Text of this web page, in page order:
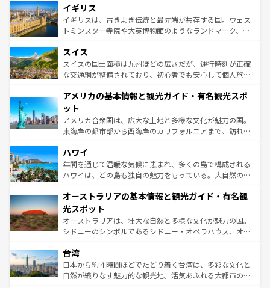
香り高いラベンダー畑など、多彩な楽しみ方が可能だ。さ
らに、パリ以外の地域にも魅力が溢れており、どの街角に
も豊かな歴史と文化が息づいている。パリ以外の個性あふ
を参照してほしい。
顔を持つこの国は、どこを歩いても飽きることがない。ベ
ルリンの文化的活気、バイエルン州のアルプスの絶景、そ
してライン川沿いのワイン畑といった風景は必見。ビール
は、お酒好きな人にはぜひ体験してほしい。 なお、新着の
ドイツ情報はコンテンツ一覧を参照してほしい。
イギリス
イギリスは、古きよき伝統と最先端が共存する国。ウェス
トミンスター寺院や大英博物館のようなランドマーク、歴
リアごとに異なる魅力がある。また、優雅なアフタヌーン
ティー、ビール好きにはたまらない英国パブ、サッカー観
戦など、本場だからこそできる体験も豊富。イギリスを旅
ンツ一覧を参照してほしい。
スイス
スイスの国土面積は九州ほどの広さだが、運行時刻が正確
な交通網が整備されており、初心者でも安心して個人旅行
の建物がそのまま残る町や、スイスならではのユニークな
博物館もあり、アルプス観光だけでなく町歩きも満喫する
ことができる。国民の所得が高いため物価も高いが、旅行
者向けの交通パス提供のサービスもあり、うまく活用すれ
着のスイス情報は
アメリカの基本情報と観光ガイド・有名観光スポ
ット
アメリカ合衆国は、広大な土地と多様な文化が魅力の国。
東海岸の都市部から西海岸のカリフォルニアまで、訪れる
のような巨大都市は、観光、ショッピング、エンターテイ
ンメントが詰まった刺激的なスポットだ。一方、アメリカ
西部には大自然が広がり、グランドキャニオンやイエロー
部のニューオーリンズでは、音楽と美食が融合した独特の
文化が魅力。旅行者はアメリカの各地域で異なる魅力を楽
しみながら、その多様性と豊かな歴史を感じることができ
るだろう。車でのロードトリップや列車の旅も、アメリカ
情報は
ハワイ
年間を通じて温暖な気候に恵まれ、多くの島で構成される
ハワイは、どの島も独自の魅力をもっている。大自然の神
ワイ島は見逃せない。また、定番の観光地といえばオアフ
島だが、静かな自然を求めるならマウイ島やカウアイ島が
おすすめ。エメラルドグリーンに輝く海をはじめ、豊かな
文化や歴史が息づいている。「アロハスピリット」と呼ば
人々、おいしいローカルフードやハワイアンミュージッ
ク、伝統的なフラダンスなど、すべてがハワイの魅力を彩
っている。訪れるたびに新しい発見と感動が待っているハ
オーストラリアの基本情報と観光ガイド・有名観
光スポット
オーストラリアは、壮大な自然と多様な文化が魅力の国。
シドニーのシンボルであるシドニー・オペラハウス、オー
リアリーフや大陸中央部にそびえるウルル（エアーズロッ
ク）、タスマニアの美しい原生林やケアンズの熱帯雨林な
ど、見どころがたくさん。また、カフェやワイン、オージ
台湾
日本から約４時間ほどでたどり着く台湾は、多彩な文化と
自然が織りなす魅力的な観光地。活気あふれる大都市の台